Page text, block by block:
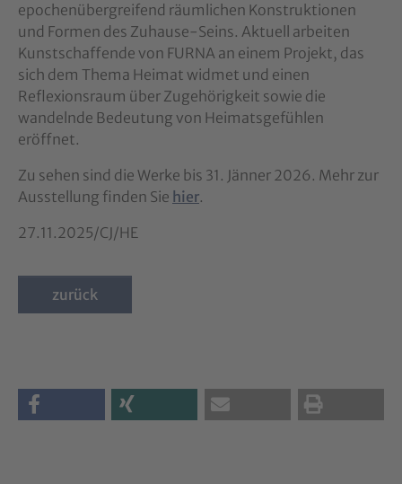
epochenübergreifend räumlichen Konstruktionen
und Formen des Zuhause-Seins. Aktuell arbeiten
Kunstschaffende von FURNA an einem Projekt, das
sich dem Thema Heimat widmet und einen
Reflexionsraum über Zugehörigkeit sowie die
wandelnde Bedeutung von Heimatsgefühlen
eröffnet.
Zu sehen sind die Werke bis 31. Jänner 2026. Mehr zur
Ausstellung finden Sie hier.
27.11.2025/CJ/HE
zurück